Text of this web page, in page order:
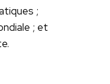
;
; et